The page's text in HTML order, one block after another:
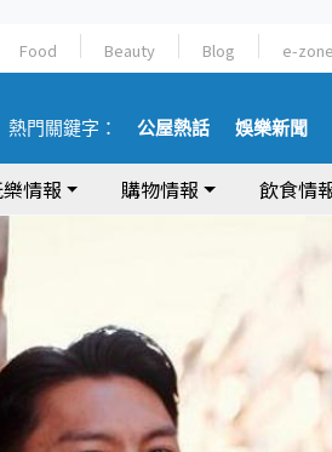
Food Beauty Blog e-zone
熱門關鍵字： 公屋熱話 娛樂新聞
情報 購物情報 飲食情